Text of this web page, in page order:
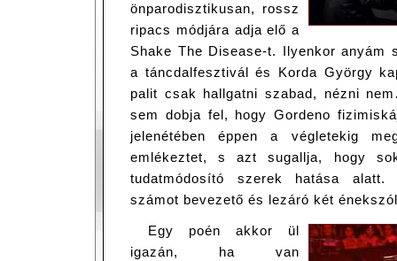
önparodisztikusan, rossz
ripacs módjára adja elő a
Shake The Disease-t. Ilyenkor anyám
a táncdalfesztivál és Korda György
palit csak hallgatni szabad, nézni
sem dobja fel, hogy Gordeno
jelenétében éppen a végletekig
emlékeztet, s azt sugallja, hogy
tudatmódosító szerek hatása alatt.
számot bevezető és lezáró két
Egy poén akkor ül
igazán, ha van